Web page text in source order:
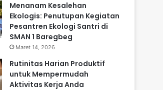
Menanam Kesalehan
Ekologis: Penutupan Kegiatan
Pesantren Ekologi Santri di
SMAN 1 Baregbeg
Maret 14, 2026
Rutinitas Harian Produktif
untuk Mempermudah
Aktivitas Kerja Anda